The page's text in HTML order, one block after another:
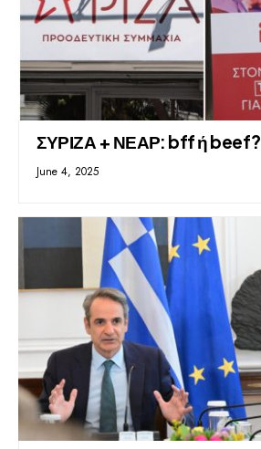
ΣΥΡΙΖΑ + ΝΕΑΡ: bff ή beef?
June 4, 2025